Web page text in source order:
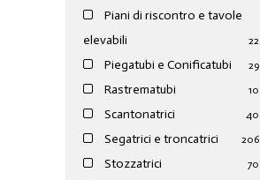
Piani di riscontro e tavole
elevabili
22
Piegatubi e Conificatubi 29
Rastrematubi 10
Scantonatrici 40
Segatrici e troncatrici 206
Stozzatrici 70